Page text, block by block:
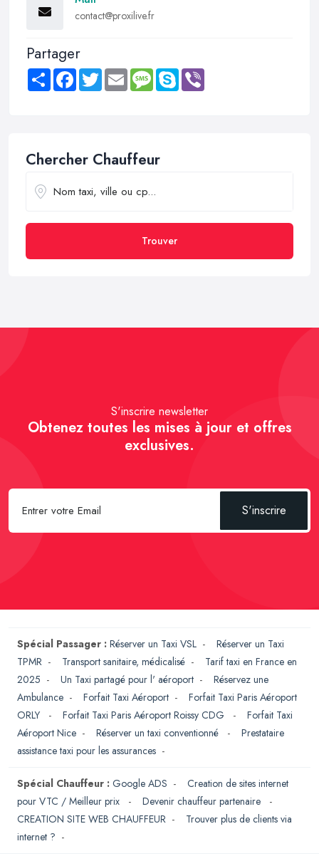
contact@proxilive.fr
Partager
Share FacebookTwitter Email MessageSkype
Chercher Chauffeur
Trouver
S'inscrire newsletter
Obtenez toutes les mises à jour et offres
exclusives.
S'inscrire
Spécial Passager : Réserver un Taxi VSL - Réserver un Taxi
TPMR - Transport sanitaire, médicalisé - Tarif taxi en France en
2025 - Un Taxi partagé pour l' aéroport - Réservez une
Ambulance - Forfait Taxi Aéroport - Forfait Taxi Paris Aéroport
ORLY
- Forfait Taxi Paris Aéroport Roissy CDG - Forfait Taxi
Aéroport Nice - Réserver un taxi conventionné - Prestataire
assistance taxi pour les assurances -
Spécial Chauffeur : Google ADS - Creation de sites internet
pour VTC / Meilleur prix
- Devenir chauffeur partenaire
-
CREATION SITE WEB CHAUFFEUR - Trouver plus de clients via
internet ? -